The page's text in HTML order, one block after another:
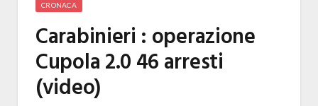
CRONACA
Carabinieri : operazione
Cupola 2.0 46 arresti
(video)